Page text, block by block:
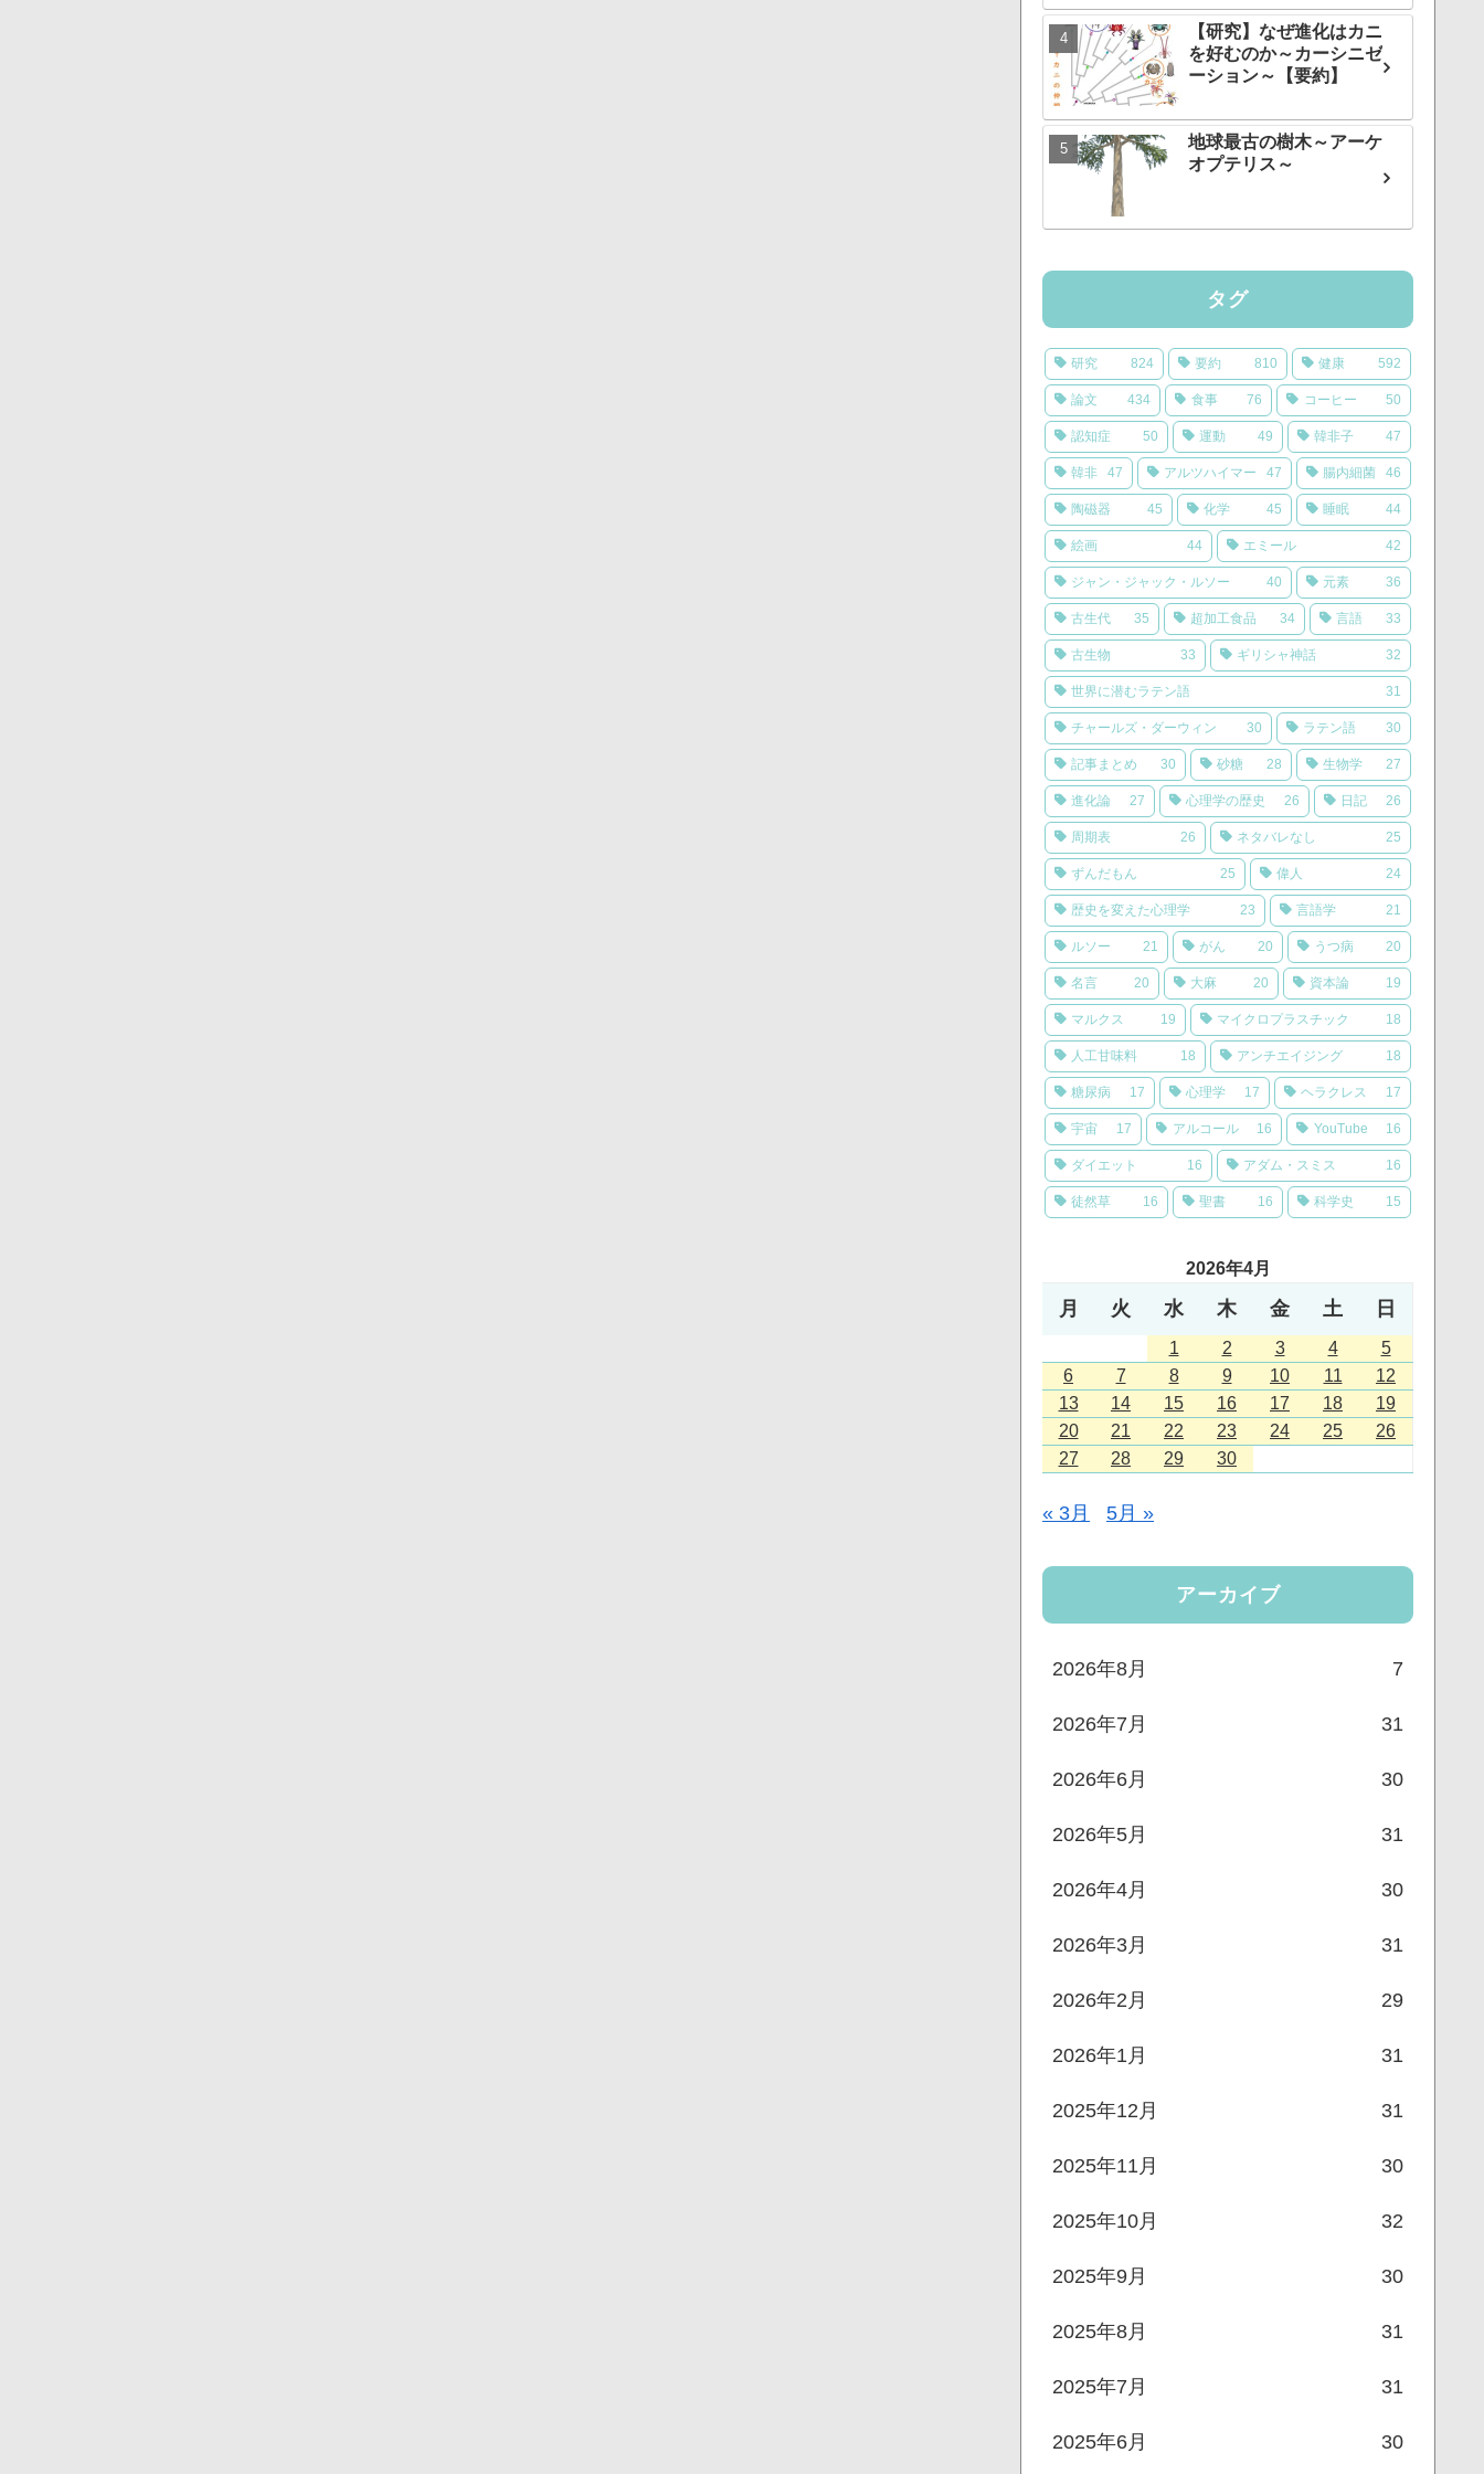
【研究】なぜ進化はカニ
を好むのか～カーシニゼ
ーション～【要約】
地球最古の樹木～アーケ
オプテリス～
タグ
研究 824 要約 810 健康 592
論文 434 食事 76 コーヒー 50
認知症 50 運動 49 韓非子 47
韓非 47 アルツハイマー 47 腸内細菌 46
陶磁器 45 化学 45 睡眠 44
絵画 44 エミール 42
ジャン・ジャック・ルソー 40 元素 36
古生代 35 超加工食品 34 言語 33
古生物 33 ギリシャ神話 32
世界に潜むラテン語 31
チャールズ・ダーウィン 30 ラテン語 30
記事まとめ 30 砂糖 28 生物学 27
進化論 27 心理学の歴史 26 日記 26
周期表 26 ネタバレなし 25
ずんだもん 25 偉人 24
歴史を変えた心理学 23 言語学 21
ルソー 21 がん 20 うつ病 20
名言 20 大麻 20 資本論 19
マルクス 19 マイクロプラスチック 18
人工甘味料 18 アンチエイジング 18
糖尿病 17 心理学 17 ヘラクレス 17
宇宙 17 アルコール 16 YouTube 16
ダイエット 16 アダム・スミス 16
徒然草 16 聖書 16 科学史 15
2026年4月
月 火 水 木 金 土 日
1 2 3 4
5
6
7 8 9 10 11
12
13
14 15 16 17 18
19
20
21 22 23 24 25
26
27
28 29 30
« 3月 5月 »
アーカイブ
2026年8月 7
2026年7月 31
2026年6月 30
2026年5月 31
2026年4月 30
2026年3月 31
2026年2月 29
2026年1月 31
2025年12月 31
2025年11月 30
2025年10月 32
2025年9月 30
2025年8月 31
2025年7月 31
2025年6月 30